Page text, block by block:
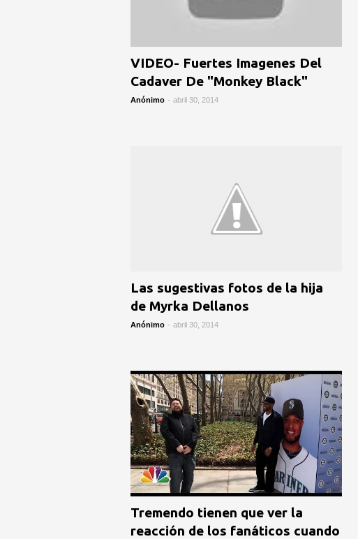
VIDEO- Fuertes Imagenes Del
Cadaver De "Monkey Black"
Anónimo - abril 30, 2014
Las sugestivas fotos de la hija
de Myrka Dellanos
Anónimo - abril 30, 2014
Tremendo tienen que ver la
reacción de los fanáticos cuando